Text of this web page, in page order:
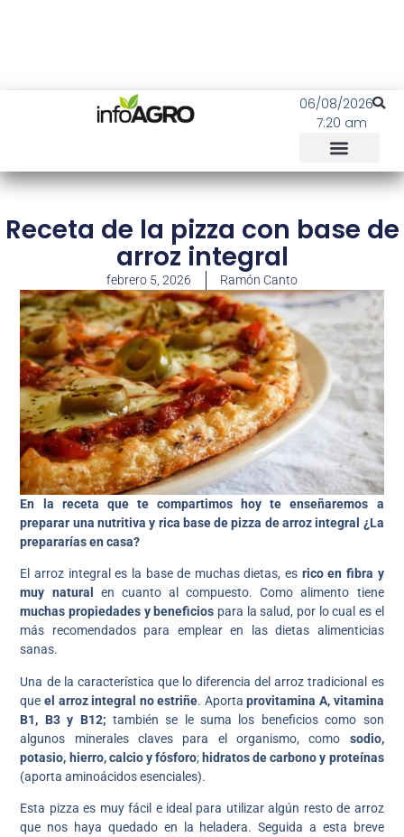
06/08/2026
7:20 am
Receta de la pizza con base de
arroz integral
febrero 5, 2026 Ramón Canto
En la receta que te compartimos hoy te enseñaremos a
preparar una nutritiva y rica base de pizza de arroz integral ¿La
prepararías en casa?
El arroz integral es la base de muchas dietas, es rico en fibra y
muy natural
en cuanto al compuesto. Como alimento tiene
muchas propiedades y beneficios para la salud, por lo cual es el
más recomendados para emplear en las dietas alimenticias
sanas.
Una de la característica que lo diferencia del arroz tradicional es
que el arroz integral no estriñe. Aportaprovitamina A, vitamina
B1, B3 y B12; también se le suma los beneficios como son
algunos minerales claves para el organismo, como sodio,
potasio, hierro, calcio y fósforo;hidratos de carbono y proteínas
(aporta aminoácidos esenciales).
Esta pizza es muy fácil e ideal para utilizar algún resto de arroz
que nos haya quedado en la heladera. Seguida a esta breve